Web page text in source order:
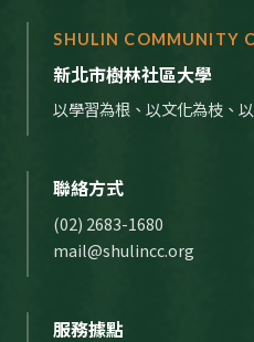
SHULIN COMMUNITY
新北市樹林社區大學
以學習為根、以文化為枝、
聯絡方式
(02) 2683-1680
mail@shulincc.org
服務據點